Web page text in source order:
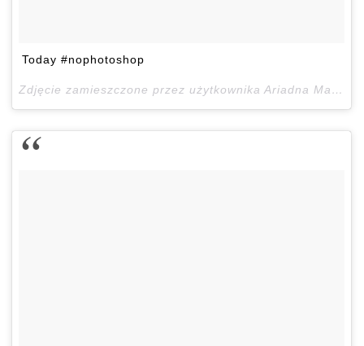
Today #nophotoshop
Zdjęcie zamieszczone przez użytkownika Ariadna Majewska (@ari_maj)